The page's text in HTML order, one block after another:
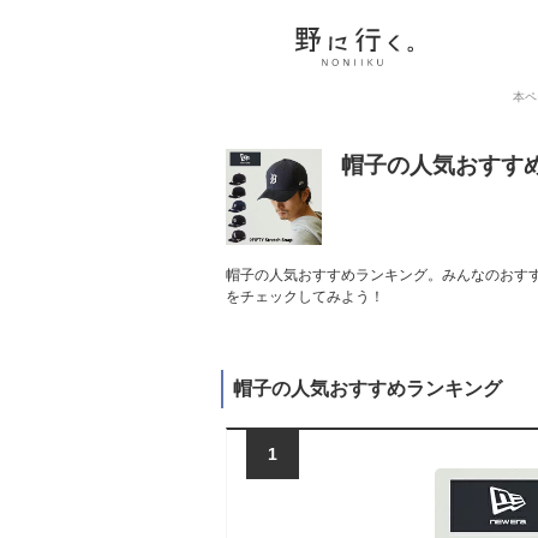
本
帽子の人気おすす
帽子の人気おすすめランキング。みんなのお
をチェックしてみよう！
帽子の人気おすすめランキング
1